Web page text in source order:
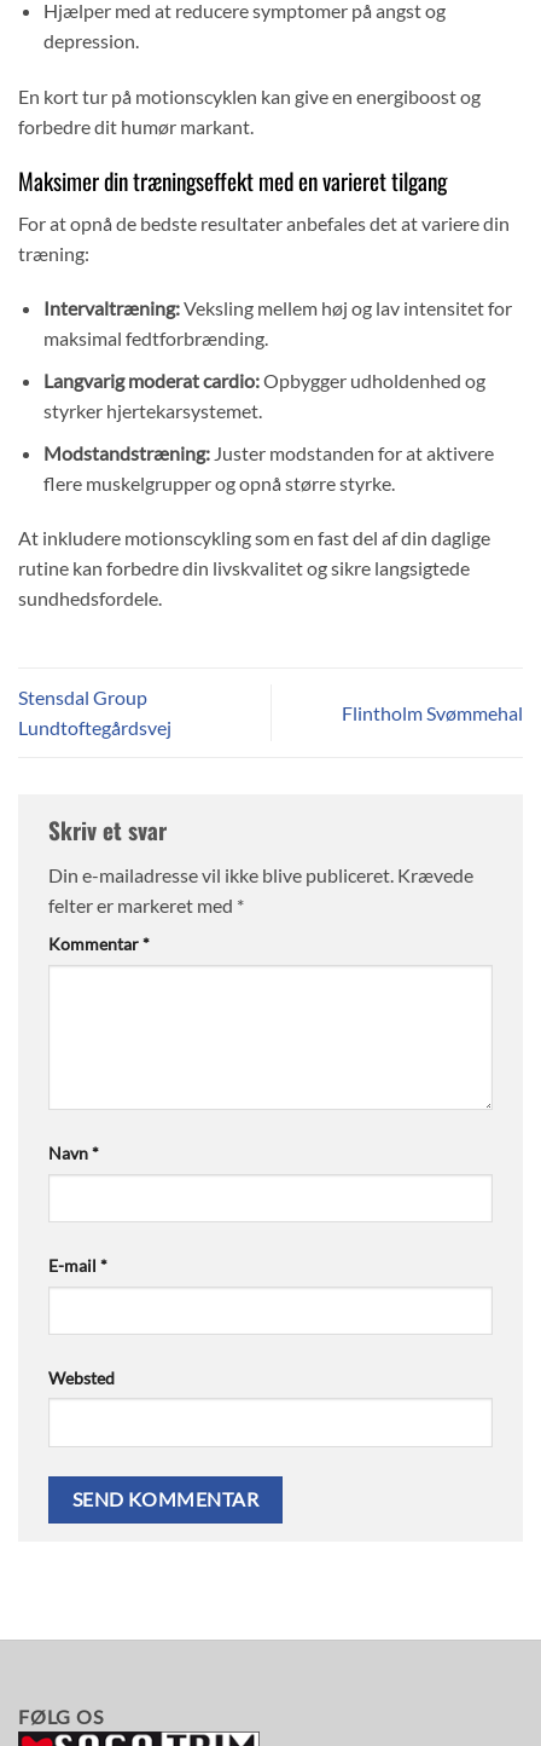
Hjælper med at reducere symptomer på angst og
depression.
En kort tur på motionscyklen kan give en energiboost og
forbedre dit humør markant.
Maksimer din træningseffekt med en varieret tilgang
For at opnå de bedste resultater anbefales det at variere din
træning:
Intervaltræning:Veksling mellem høj og lav intensitet for
maksimal fedtforbrænding.
Langvarig moderat cardio:Opbygger udholdenhed og
styrker hjertekarsystemet.
Modstandstræning:Juster modstanden for at aktivere
flere muskelgrupper og opnå større styrke.
At inkludere motionscykling som en fast del af din daglige
rutine kan forbedre din livskvalitet og sikre langsigtede
sundhedsfordele.
Stensdal Group
Lundtoftegårdsvej
Flintholm Svømmehal
Skriv et svar
Din e-mailadresse vil ikke blive publiceret. Krævede
felter er markeret med *
Kommentar*
Navn*
E-mail *
Websted
FØLG OS